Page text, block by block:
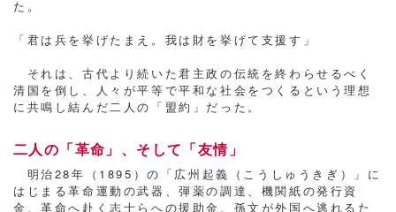
た。
「君は兵を挙げたまえ。我は財を挙げて支援す」
それは、古代より続いた君主政の伝統を終わらせるべく
清国を倒し、人々が平等で平和な社会をつくるという理想
に共鳴し結んだ二人の「盟約」だった。
二人の「革命」、そして「友情」
明治28年（1895）の「広州起義（こうしゅうきぎ）」に
はじまる革命運動の武器、弾薬の調達、機関紙の発行資
金、革命へ赴く志士らへの援助金、孫文が外国へ逃れるた